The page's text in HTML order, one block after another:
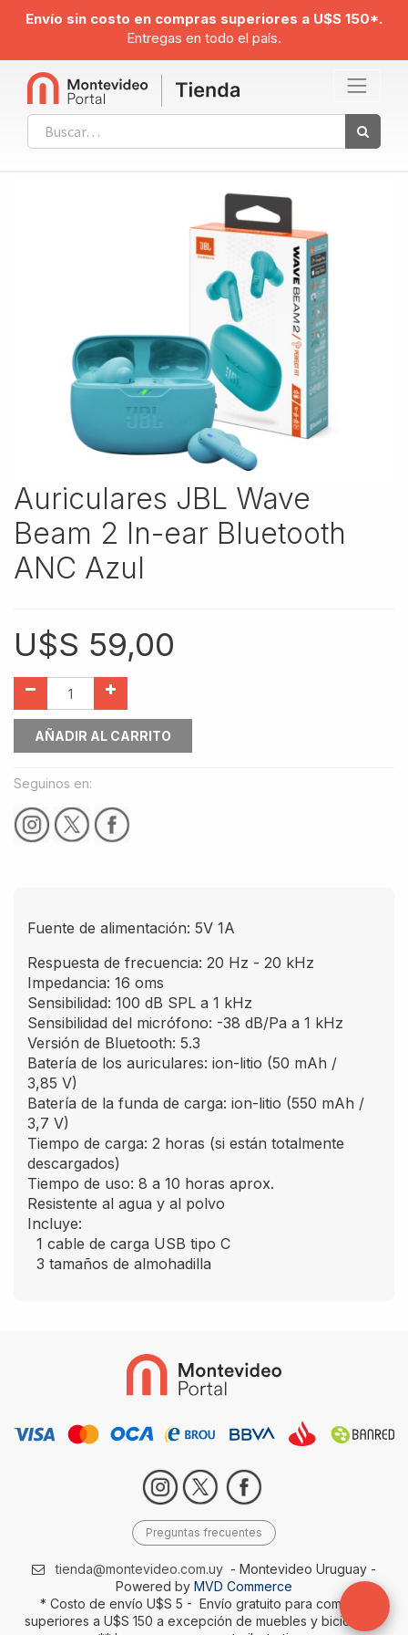
Envío sin costo en compras superiores a U$S 150*.
Entregas en todo el país.
Auriculares JBL Wave
Beam 2 In-ear Bluetooth
ANC Azul
U$S 59,00
AÑADIR AL CARRITO
Seguinos en:
Fuente de alimentación: 5V 1A
Respuesta de frecuencia: 20 Hz - 20 kHz
Impedancia: 16 oms
Sensibilidad: 100 dB SPL a 1 kHz
Sensibilidad del micrófono: -38 dB/Pa a 1 kHz
Versión de Bluetooth: 5.3
Batería de los auriculares: ion-litio (50 mAh /
3,85 V)
Batería de la funda de carga: ion-litio (550 mAh /
3,7 V)
Tiempo de carga: 2 horas (si están totalmente
descargados)
Tiempo de uso: 8 a 10 horas aprox.
Resistente al agua y al polvo
Incluye:
1 cable de carga USB tipo C
3 tamaños de almohadilla
Preguntas frecuentes
tienda@montevideo.com.uy - Montevideo Uruguay -
Powered by MVD Commerce
* Costo de envío U$S 5 - Envío gratuito para compras
superiores a U$S 150 a excepción de muebles y bicicletas-